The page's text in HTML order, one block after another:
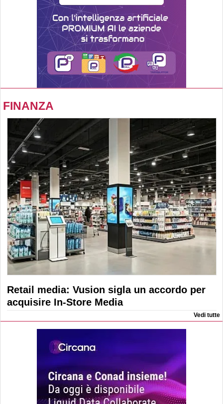
FINANZA
Retail media: Vusion sigla un accordo per
acquisire In-Store Media
Vedi tutte